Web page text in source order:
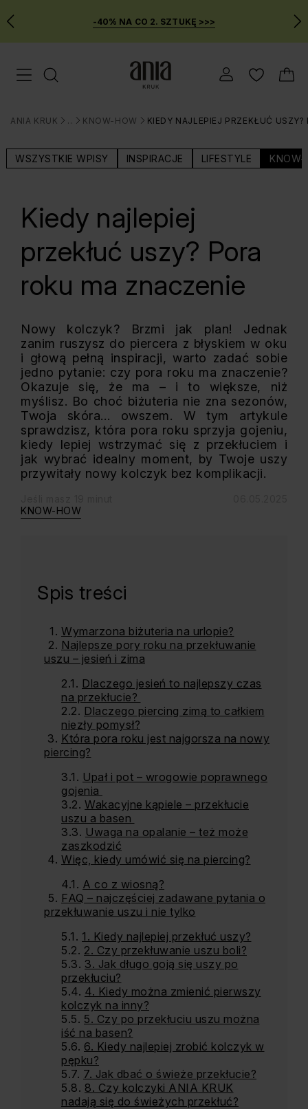
Przejdź
do
MENU
-40% NA CO 2. SZTUKĘ >>>
Menu mobilne
ANIA KRUK
>
BLOG
>
KNOW-HOW
>
KIEDY NAJLEPIEJ PRZEKŁUĆ
WSZYSTKIE WPISY INSPIRACJE LIFESTYLE KNOW-
Kiedy najlepiej
przekłuć uszy? Pora
roku ma znaczenie
Nowy kolczyk? Brzmi jak plan! Jednak
zanim ruszysz do piercera z błyskiem w oku
i głową pełną inspiracji, warto zadać sobie
jedno pytanie: czy pora roku ma znaczenie?
Okazuje się, że ma – i to większe, niż
myślisz. Bo choć biżuteria nie zna sezonów,
Twoja skóra… owszem. W tym artykule
sprawdzisz, która pora roku sprzyja gojeniu,
kiedy lepiej wstrzymać się z przekłuciem i
jak wybrać idealny moment, by Twoje uszy
przywitały nowy kolczyk bez komplikacji.
KNOW-HOW
Spis treści
Wymarzona biżuteria na urlopie?
Najlepsze pory roku na przekłuwanie
uszu – jesień i zima
Dlaczego jesień to najlepszy czas
na przekłucie?
Dlaczego piercing zimą to całkiem
niezły pomysł?
Która pora roku jest najgorsza na nowy
piercing?
Upał i pot – wrogowie poprawnego
gojenia
Wakacyjne kąpiele – przekłucie
uszu a basen
Uwaga na opalanie – też może
zaszkodzić
Więc, kiedy umówić się na piercing?
A co z wiosną?
FAQ – najczęściej zadawane pytania o
przekłuwanie uszu i nie tylko
1. Kiedy najlepiej przekłuć uszy?
2. Czy przekłuwanie uszu boli?
3. Jak długo goją się uszy po
przekłuciu?
4. Kiedy można zmienić pierwszy
kolczyk na inny?
5. Czy po przekłuciu uszu można
iść na basen?
6. Kiedy najlepiej zrobić kolczyk w
pępku?
7. Jak dbać o świeże przekłucie?
8. Czy kolczyki ANIA KRUK
nadają się do świeżych przekłuć?